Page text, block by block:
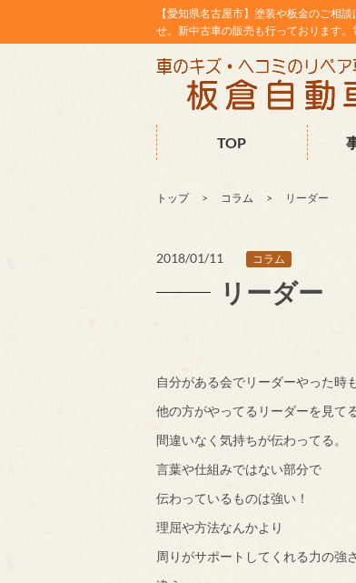
【愛知県名古屋市】塗装や板金のご相
せ。新中古車の販売も行っております
TOP
トップ コラム リーダー
2018/01/11 コラム
リーダー
自分がある会でリーダーやった時
他の方がやってるリーダーを見て
間違いなく気持ちが伝わってる。
言葉や仕組みではない部分で
伝わっているものは強い！
理屈や方法なんかより
周りがサポートしてくれる力の強